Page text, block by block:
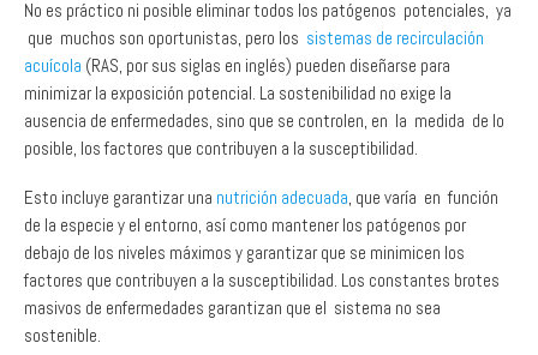
acuícola(RAS, por sus siglas en inglés) pueden diseñarse para
minimizar la exposición potencial. La sostenibilidad no exige la
ausencia de enfermedades, sino que se controlen, en la medida de lo
posible, los factores que contribuyen a la susceptibilidad.
Esto incluye garantizar unanutrición adecuada, que varía en función
debajo de los niveles máximos y garantizar que se minimicen los
factores que contribuyen a la susceptibilidad. Los constantes brotes
masivos de enfermedades garantizan que el sistema no sea
sostenible.
Otro elemento clave de la sostenibilidad es la